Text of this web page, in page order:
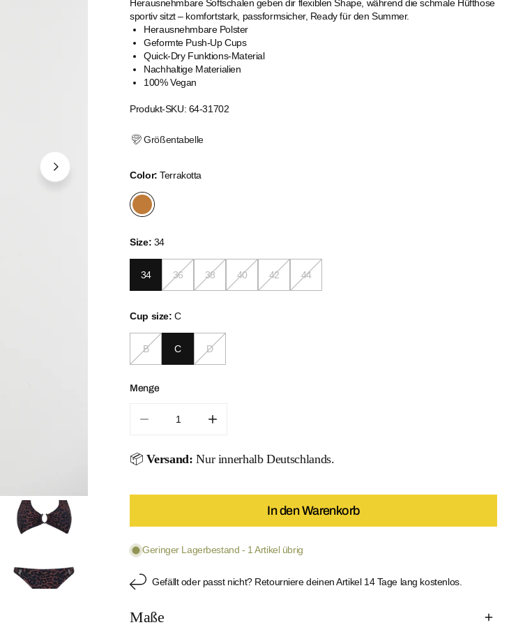
ÖFFNEN SIE MEDIEN IN DER GALERIEANSICHT
Herausnehmbare Softschalen geben dir flexiblen Shape, während die schmale Hüfthose
sportiv sitzt – komfortstark, passformsicher, Ready für den Summer.
Herausnehmbare Polster
Geformte Push-Up Cups
Quick-Dry Funktions-Material
Nachhaltige Materialien
100% Vegan
Produkt-SKU: 64-31702
Größentabelle
Color: Terrakotta
Size: 34
34 36 38 40 42 44
Cup size: C
B C D
Menge
📦Versand: Nur innerhalb Deutschlands.
In den Warenkorb
Geringer Lagerbestand - 1 Artikel übrig
Gefällt oder passt nicht? Retourniere deinen Artikel 14 Tage lang kostenlos.
Maße